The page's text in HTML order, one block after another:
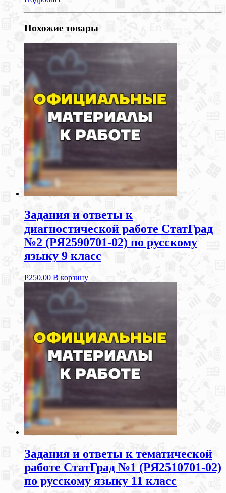
Похожие товары
Задания и ответы к
диагностической работе СтатГрад
№2 (РЯ2590701-02) по русскому
языку 9 класс
Р250.00 В корзину
Задания и ответы к тематической
работе СтатГрад №1 (РЯ2510701-02)
по русскому языку 11 класс